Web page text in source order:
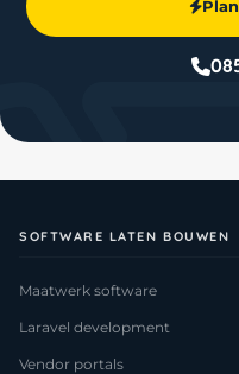
SOFTWARE LATEN BOUWEN
Maatwerk software
Laravel development
Vendor portals